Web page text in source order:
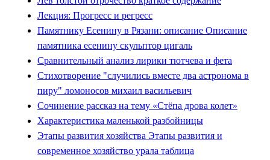
Лекция: Прогресс и регресс
Памятнику Есенину в Рязани: описание Описание
памятника есенину скульптор цигаль
Сравнительный анализ лирики тютчева и фета
Стихотворение "случились вместе два астронома в
пиру" ломоносов михаил васильевич
Сочинение рассказ на тему «Стёпа дрова колет»
Характеристика маленькой разбойницы
Этапы развития хозяйства Этапы развития и
современное хозяйство урала таблица